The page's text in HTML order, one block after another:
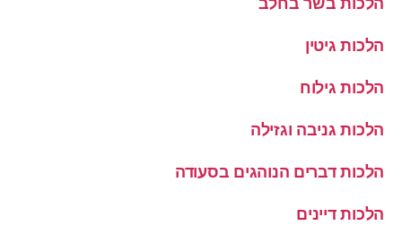
הלכות גיטין
הלכות גילוח
הלכות גניבה וגזילה
הלכות דברים הנוהגים בסעודה
הלכות דיינים